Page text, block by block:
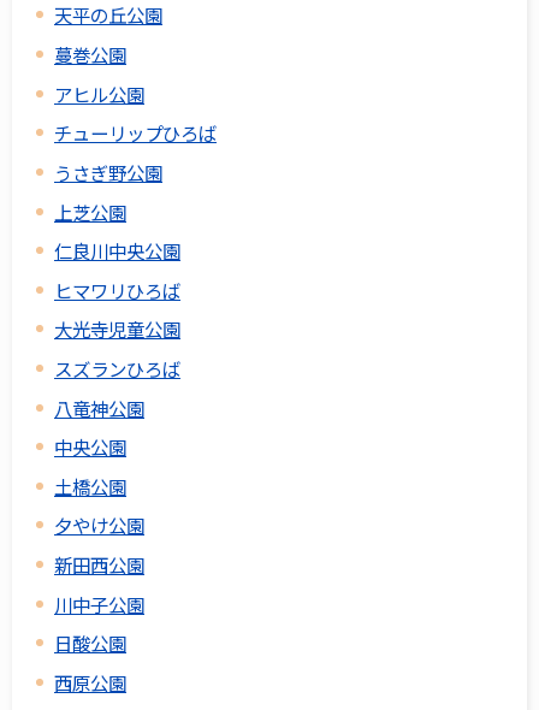
天平の丘公園
蔓巻公園
アヒル公園
チューリップひろば
うさぎ野公園
上芝公園
仁良川中央公園
ヒマワリひろば
大光寺児童公園
スズランひろば
八竜神公園
中央公園
土橋公園
夕やけ公園
新田西公園
川中子公園
日酸公園
西原公園